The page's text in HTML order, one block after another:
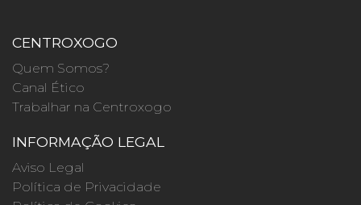
CENTROXOGO
Quem Somos?
Canal Ético
Trabalhar na Centroxogo
INFORMAÇÃO LEGAL
Aviso Legal
Política de Privacidade